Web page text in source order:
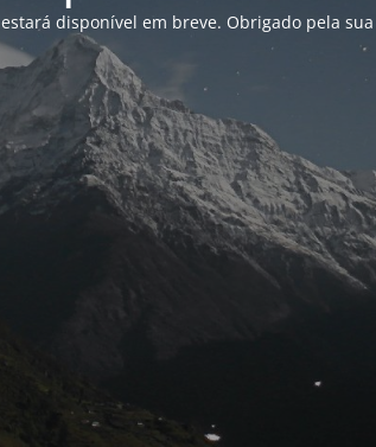
disponível em breve. Obrigado pela